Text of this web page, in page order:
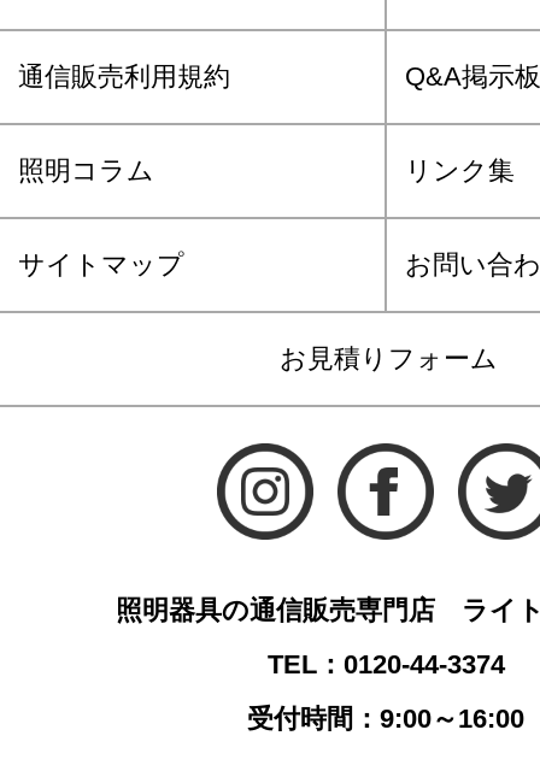
通信販売利用規約 Q&A掲示板
照明コラム リンク集
サイトマップ お問い合
お見積りフォーム
照明器具の通信販売専門店 ライ
TEL：0120-44-3374
受付時間：9:00～16:00